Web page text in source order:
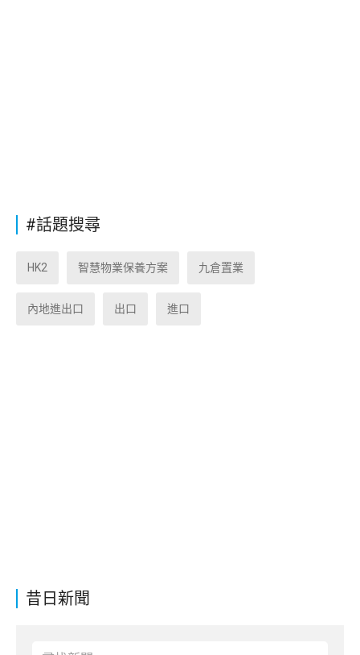
昔日新聞
#話題搜尋
HK2 智慧物業保養方案 九倉置業
內地進出口 出口 進口